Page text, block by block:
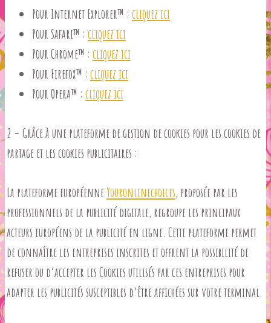
Pour Internet Explorer™ : cliquez ici
Pour Safari™ : cliquez ici
Pour Chrome™ : cliquez ici
Pour Firefox™ : cliquez ici
Pour Opera™ : cliquez ici
2 – Grâce à une plateforme de gestion de cookies pour les cookies de
partage et les cookies publicitaires :
La plateforme européenneYouronlinechoices, proposée par les
professionnels de la publicité digitale, regroupe les principaux
acteurs européens de la publicité en ligne. Cette plateforme permet
de connaître les entreprises inscrites et offrent la possibilité de
refuser ou d’accepter les Cookies utilisés par ces entreprises pour
adapter les publicités susceptibles d’être affichées sur votre terminal.